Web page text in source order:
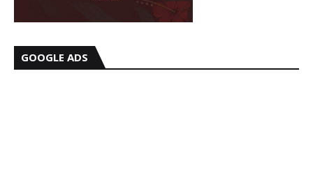
GOOGLE ADS